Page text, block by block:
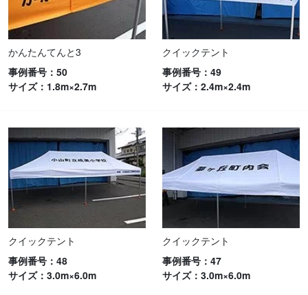
かんたんてんと3
事例番号：50
サイズ：1.8m×2.7m
クイックテント
事例番号：49
サイズ：2.4m×2.4m
クイックテント
事例番号：48
サイズ：3.0m×6.0m
クイックテント
事例番号：47
サイズ：3.0m×6.0m